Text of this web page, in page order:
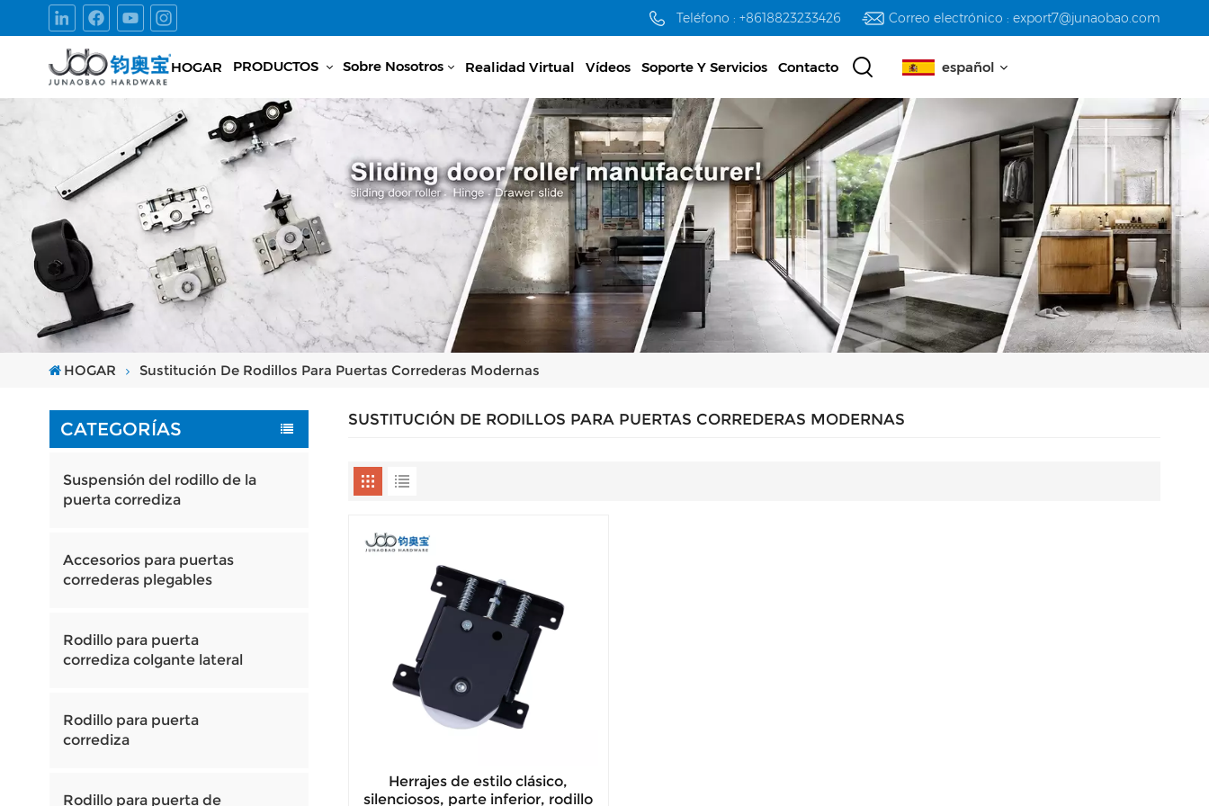
Teléfono : +8618823233426 Correo electrónico : export7@junaobao.com
HOGAR PRODUCTOS Sobre Nosotros Realidad Virtual Vídeos Soporte Y Servicios Contacto español
English
español
العربية
HOGAR Sustitución De Rodillos Para Puertas Correderas Modernas
CATEGORÍAS
Suspensión del rodillo de la
puerta corrediza
Accesorios para puertas
correderas plegables
Rodillo para puerta
corrediza colgante lateral
Rodillo para puerta
corrediza
Rodillo para puerta de
SUSTITUCIÓN DE RODILLOS PARA PUERTAS CORREDERAS MODERNAS
Herrajes de estilo clásico,
silenciosos, parte inferior, rodillo